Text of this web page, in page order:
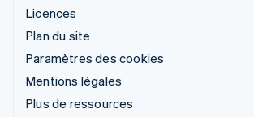
Licences
Plan du site
Paramètres des cookies
Mentions légales
Plus de ressources